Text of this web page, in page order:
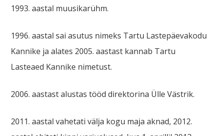
1993. aastal muusikarühm.
1996. aastal sai asutus nimeks Tartu Lastepäevakodu
Kannike ja alates 2005. aastast kannab Tartu
Lasteaed Kannike nimetust.
2006. aastast alustas tööd direktorina Ülle Västrik.
2011. aastal vahetati välja kogu maja aknad, 2012.